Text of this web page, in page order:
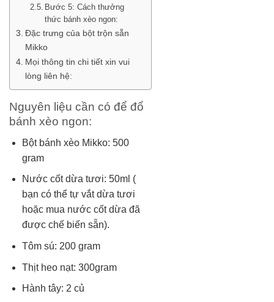
Bước 5: Cách thưởng
thức bánh xèo ngon:
Đặc trưng của bột trộn sẵn
Mikko
Mọi thông tin chi tiết xin vui
lòng liên hệ:
Nguyên liệu cần có để đổ
bánh xèo ngon:
Bột bánh xèo Mikko: 500
gram
Nước cốt dừa tươi: 50ml (
bạn có thể tự vắt dừa tươi
hoặc mua nước cốt dừa đã
được chế biến sẵn).
Tôm sú: 200 gram
Thịt heo nạt: 300gram
Hành tây: 2 củ